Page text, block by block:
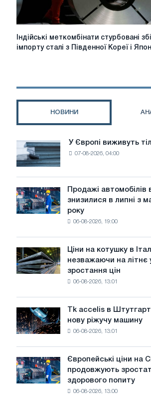
Індійські
меткомбінати
сталі
і
Індійські меткомбінати стурбовані
імпорту сталі з Південної Кореї і
НОВИНИ
Європі
виживуть
тільки
ЕДП:
PwC
У Європі виживуть
07-08-2026, 04:00
Продажі
автомобілів
в
липні
з
максимуму
року
Продажі
знизилися в липні з
року
06-08-2026, 19:00
Ціни
на
котушку
незважаючи
на
літнє
уповільнення
зростання
цін
Ціни на котушку в
незважаючи на літнє
зростання цін
06-08-2026, 13:01
Tk
accelis
в
нову
ріжучу
машину
Tk accelis в
нову ріжучу машину
06-08-2026, 13:01
Європейські
ціни
на
Європейські ціни на
продовжують
здорового попиту
06-08-2026, 13:00